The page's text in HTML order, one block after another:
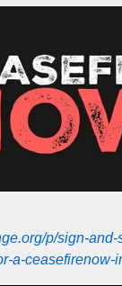
p/sign-
a-ceasefirenow-